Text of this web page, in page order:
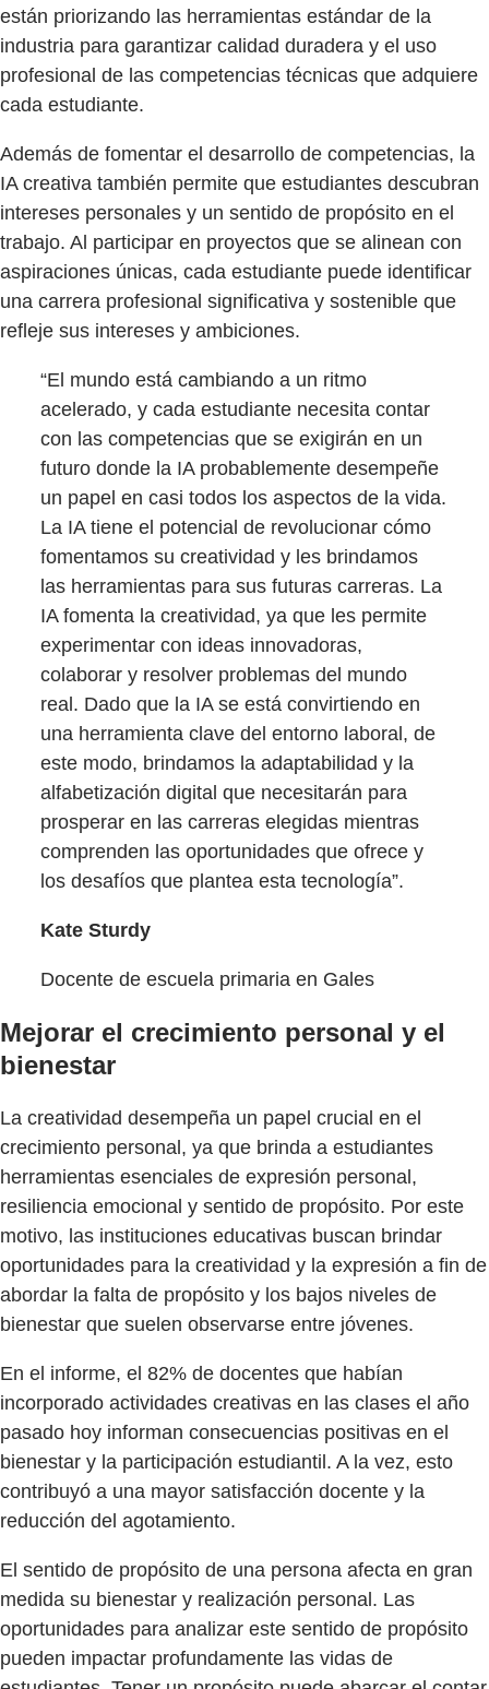
están priorizando las herramientas estándar de la
industria para garantizar calidad duradera y el uso
profesional de las competencias técnicas que adquiere
cada estudiante.
Además de fomentar el desarrollo de competencias, la
IA creativa también permite que estudiantes descubran
intereses personales y un sentido de propósito en el
trabajo. Al participar en proyectos que se alinean con
aspiraciones únicas, cada estudiante puede identificar
una carrera profesional significativa y sostenible que
refleje sus intereses y ambiciones.
“El mundo está cambiando a un ritmo
acelerado, y cada estudiante necesita contar
con las competencias que se exigirán en un
futuro donde la IA probablemente desempeñe
un papel en casi todos los aspectos de la vida.
La IA tiene el potencial de revolucionar cómo
fomentamos su creatividad y les brindamos
las herramientas para sus futuras carreras. La
IA fomenta la creatividad, ya que les permite
experimentar con ideas innovadoras,
colaborar y resolver problemas del mundo
real. Dado que la IA se está convirtiendo en
una herramienta clave del entorno laboral, de
este modo, brindamos la adaptabilidad y la
alfabetización digital que necesitarán para
prosperar en las carreras elegidas mientras
comprenden las oportunidades que ofrece y
los desafíos que plantea esta tecnología”.
Kate Sturdy
Docente de escuela primaria en Gales
Mejorar el crecimiento personal y el
bienestar
La creatividad desempeña un papel crucial en el
crecimiento personal, ya que brinda a estudiantes
herramientas esenciales de expresión personal,
resiliencia emocional y sentido de propósito. Por este
motivo, las instituciones educativas buscan brindar
oportunidades para la creatividad y la expresión a fin de
abordar la falta de propósito y los bajos niveles de
bienestar que suelen observarse entre jóvenes.
En el informe, el 82% de docentes que habían
incorporado actividades creativas en las clases el año
pasado hoy informan consecuencias positivas en el
bienestar y la participación estudiantil. A la vez, esto
contribuyó a una mayor satisfacción docente y la
reducción del agotamiento.
El sentido de propósito de una persona afecta en gran
medida su bienestar y realización personal. Las
oportunidades para analizar este sentido de propósito
pueden impactar profundamente las vidas de